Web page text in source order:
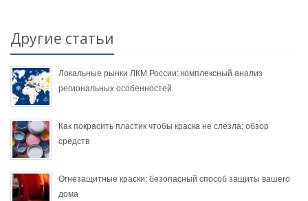
Другие статьи
Локальные рынки ЛКМ России: комплексный анализ
региональных особенностей
Как покрасить пластик чтобы краска не слезла: обзор
средств
Огнезащитные краски: безопасный способ защиты вашего
дома